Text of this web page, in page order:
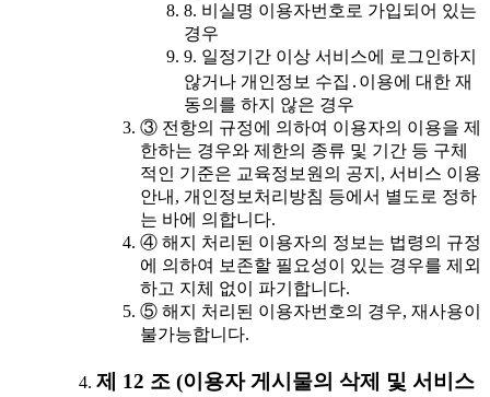
8. 비실명 이용자번호로 가입되어 있는
경우
9. 일정기간 이상 서비스에 로그인하지
않거나 개인정보 수집․이용에 대한 재
동의를 하지 않은 경우
③ 전항의 규정에 의하여 이용자의 이용을 제
한하는 경우와 제한의 종류 및 기간 등 구체
적인 기준은 교육정보원의 공지, 서비스 이용
안내, 개인정보처리방침 등에서 별도로 정하
는 바에 의합니다.
④ 해지 처리된 이용자의 정보는 법령의 규정
에 의하여 보존할 필요성이 있는 경우를 제외
하고 지체 없이 파기합니다.
⑤ 해지 처리된 이용자번호의 경우, 재사용이
불가능합니다.
제 12 조 (이용자 게시물의 삭제 및 서비스